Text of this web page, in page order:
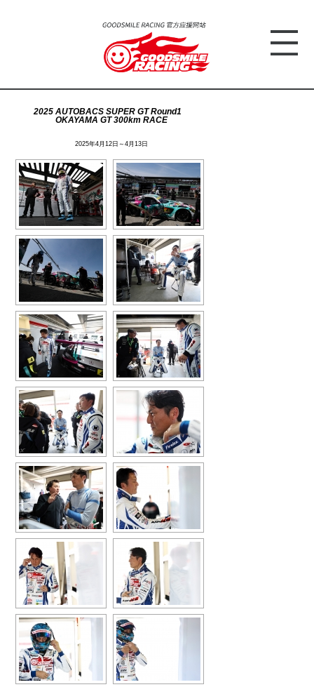
2025 AUTOBACS SUPER GT Round1
OKAYAMA GT 300km RACE
2025年4月12日～4月13日